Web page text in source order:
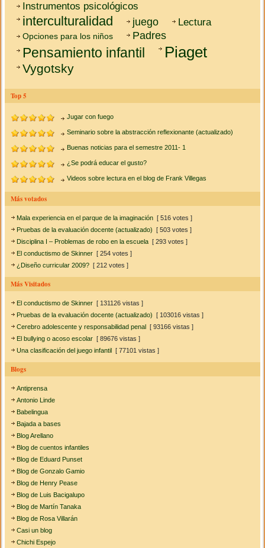
Instrumentos psicológicos
interculturalidad juego Lectura
Opciones para los niños Padres
Pensamiento infantil Piaget
Vygotsky
Top 5
Jugar con fuego
Seminario sobre la abstracción reflexionante (actualizado)
Buenas noticias para el semestre 2011- 1
¿Se podrá educar el gusto?
Videos sobre lectura en el blog de Frank Villegas
Más votados
Mala experiencia en el parque de la imaginación [ 516 votes ]
Pruebas de la evaluación docente (actualizado) [ 503 votes ]
Disciplina I – Problemas de robo en la escuela [ 293 votes ]
El conductismo de Skinner [ 254 votes ]
¿Diseño curricular 2009? [ 212 votes ]
Más Visitados
El conductismo de Skinner [ 131126 vistas ]
Pruebas de la evaluación docente (actualizado) [ 103016 vistas ]
Cerebro adolescente y responsabilidad penal [ 93166 vistas ]
El bullying o acoso escolar [ 89676 vistas ]
Una clasificación del juego infantil [ 77101 vistas ]
Blogs
Antiprensa
Antonio Linde
Babelingua
Bajada a bases
Blog Arellano
Blog de cuentos infantiles
Blog de Eduard Punset
Blog de Gonzalo Gamio
Blog de Henry Pease
Blog de Luis Bacigalupo
Blog de Martín Tanaka
Blog de Rosa Villarán
Casi un blog
Chichi Espejo